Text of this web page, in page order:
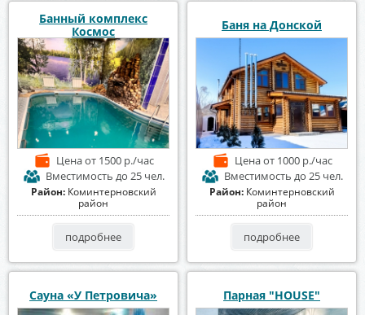
Банный комплекс
Космос
Ценаот 1500 р./час
Вместимость до 25 чел.
Район: Коминтерновский
район
подробнее
Баня на Донской
Ценаот 1000 р./час
Вместимость до 25 чел.
Район: Коминтерновский
район
подробнее
Сауна «У Петровича» Парная "HOUSE"